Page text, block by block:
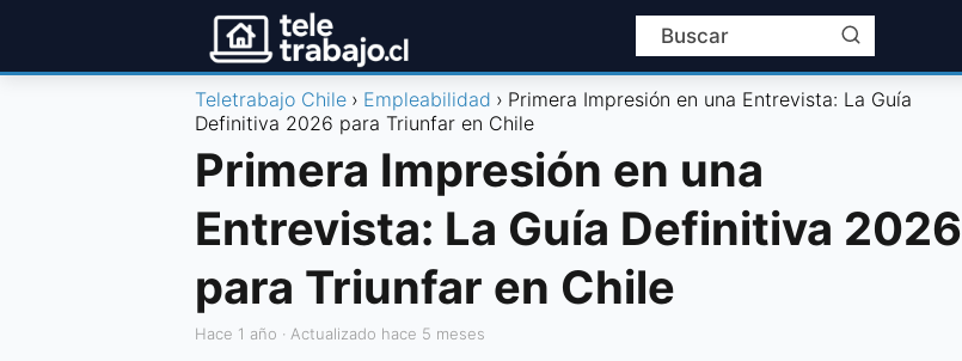
Teletrabajo Chile Empleabilidad
Primera Impresión en una Entrevista: La Guía
Definitiva 2026 para Triunfar en Chile
Primera Impresión en una
Entrevista: La Guía Definitiva 2026
para Triunfar en Chile
hace 1 año · Actualizado hace 5 meses